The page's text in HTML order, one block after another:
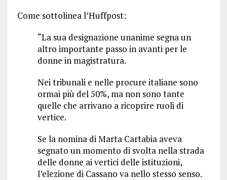
Come sottolinea l’Huffpost:
“La sua designazione unanime segna un
altro importante passo in avanti per le
donne in magistratura.
Nei tribunali e nelle procure italiane sono
ormai più del 50%, ma non sono tante
quelle che arrivano a ricoprire ruoli di
vertice.
Se la nomina di Marta Cartabia aveva
segnato un momento di svolta nella strada
delle donne ai vertici delle istituzioni,
l’elezione di Cassano va nello stesso senso.